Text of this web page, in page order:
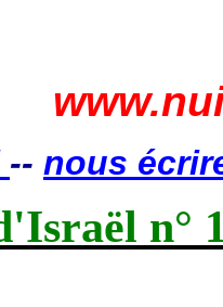
-- nous
n°